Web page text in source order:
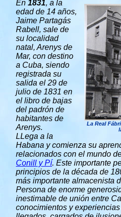
La Real
En 1831, a la
edad de 14 años,
Jaime Partagás
Rabell, sale de
su localidad
natal, Arenys de
Mar, con destino
a Cuba, siendo
registrada su
salida el 29 de
julio de 1831 en
el libro de bajas
del padrón de
habitantes de
Arenys.
LLega a la
Habana y comienza su
relacionados con el mundo
Conill y Pí. Este importante
principios de la década de
más importante almacenista
Persona de enorme
inestimable de unión entre
conocimientos y